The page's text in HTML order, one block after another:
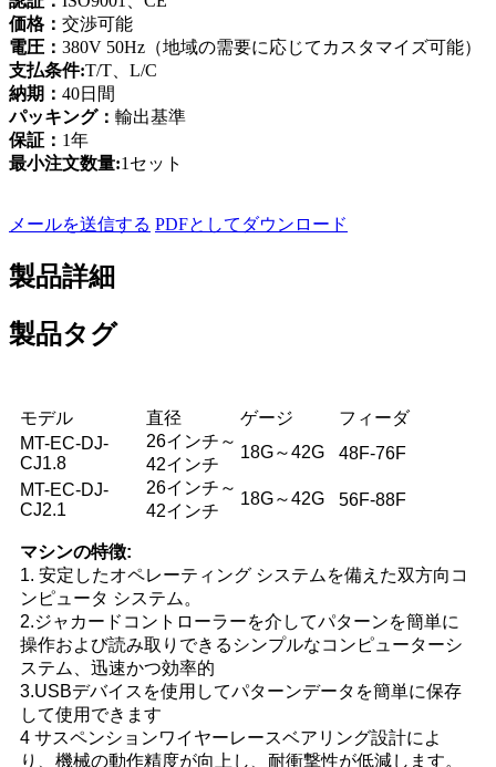
価格： 交渉可能
電圧： 380V 50Hz（地域の需要に応じてカスタマイズ可能）
支払条件:T/T、L/C
納期： 40日間
パッキング： 輸出基準
保証： 1年
最小注文数量:1セット
メールを送信する PDFとしてダウンロード
製品詳細
製品タグ
モデル 直径 ゲージ
フィーダ
MT-EC-DJ-
CJ1.8
26インチ～
42インチ
18G～42G
48F-76F
MT-EC-DJ-
CJ2.1
26インチ～
42インチ
18G～42G 56F-88F
マシンの特徴:
1. 安定したオペレーティング システムを備えた双方向コ
ンピュータ システム。
2.ジャカードコントローラーを介してパターンを簡単に
操作および読み取りできるシンプルなコンピューターシ
ステム、迅速かつ効率的
3.USBデバイスを使用してパターンデータを簡単に保存
して使用できます
4 サスペンションワイヤーレースベアリング設計によ
り、機械の動作精度が向上し、耐衝撃性が低減します。